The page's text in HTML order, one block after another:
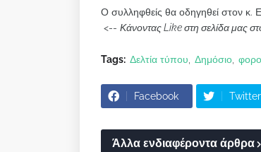
Ο συλληφθείς θα οδηγηθεί στον κ.
<-- Κάνοντας Like στη σελίδα μας
Tags: Δελτία τύπου Δημόσιο
Facebook Twitter
Άλλα ενδιαφέροντα άρθρα